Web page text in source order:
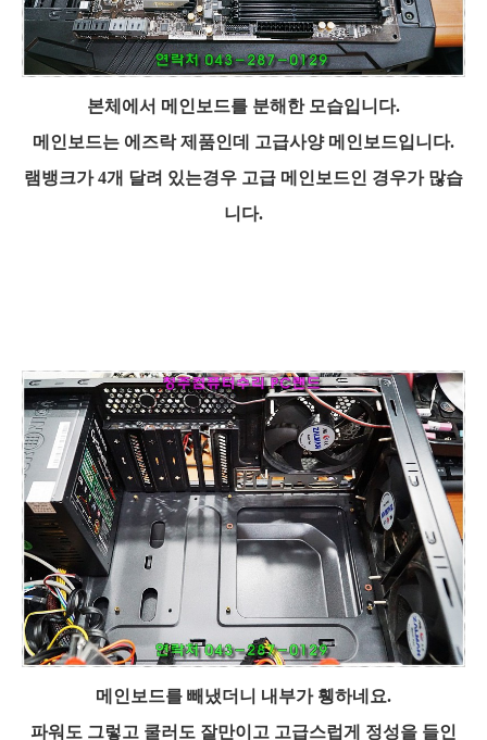
본체에서 메인보드를 분해한 모습입니다.
메인보드는 에즈락 제품인데 고급사양 메인보드입니다.
램뱅크가 4개 달려 있는경우 고급 메인보드인 경우가 많습
니다.
메인보드를 빼냈더니 내부가 휑하네요.
파워도 그렇고 쿨러도 잘만이고 고급스럽게 정성을 들인